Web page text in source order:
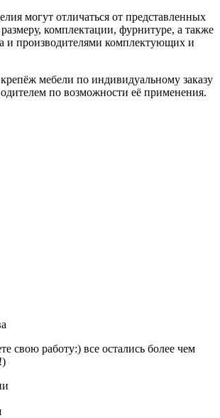
могут отличаться от представленных
комплектации, фурнитуре, а также
и производителями комплектующих и
мебели по индивидуальному заказу
по возможности её применения.
свою работу:) все остались более чем